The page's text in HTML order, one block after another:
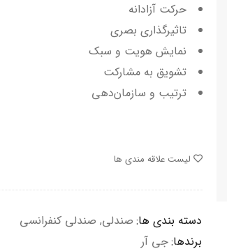
حرکت آزادانه
تاثیرگذاری بصری
نمایش هویت و سبک
تشویق به مشارکت
ترتیب و سازمان‌دهی
لیست علاقه مندی ها
دسته بندی ها: صندلی, صندلی کنفرانسی
برندها:جی آر